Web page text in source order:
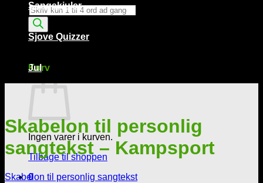
Products
search
Kurv
Ingen varer i kurven.
Tilbage til shoppen
0
Sangskjuler
Sjove Quizzer
Jul
Skabelon til personlig
sangtekst – Kampsport
Skabelon til personlig sangtekst